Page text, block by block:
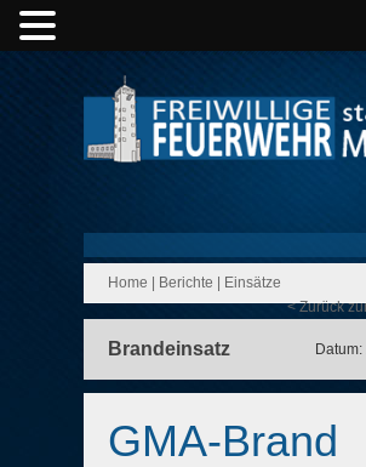
Home Berichte
Einsätze
< Zurück
Brandeinsatz
GMA-Brand